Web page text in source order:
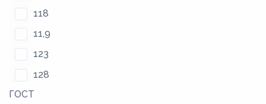
118
11,9
123
128
12,9
ГОСТ